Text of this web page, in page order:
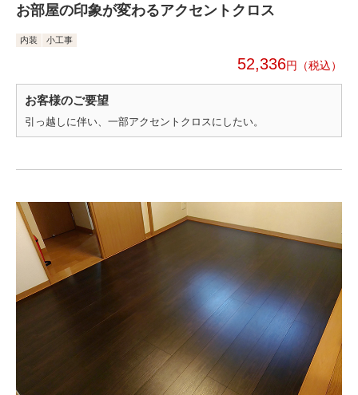
お部屋の印象が変わるアクセントクロス
内装 小工事
52,336円
お客様のご要望
引っ越しに伴い、一部アクセントクロスにしたい。